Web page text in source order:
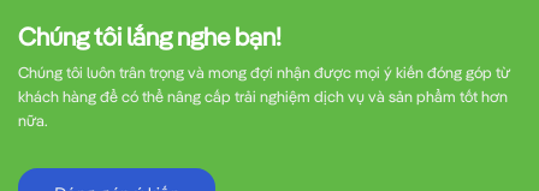
Chúng tôi lắng nghe bạn!
Chúng tôi luôn trân trọng và mong đợi nhận được mọi ý kiến đóng góp từ
khách hàng để có thể nâng cấp trải nghiệm dịch vụ và sản phẩm tốt hơn
nữa.